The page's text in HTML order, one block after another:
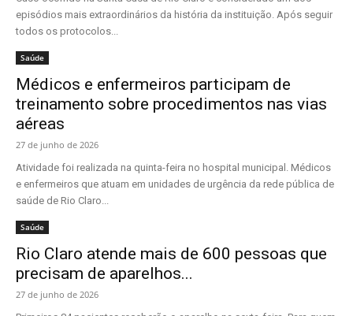
episódios mais extraordinários da história da instituição. Após seguir
todos os protocolos...
Saúde
Médicos e enfermeiros participam de
treinamento sobre procedimentos nas vias
aéreas
27 de junho de 2026
Atividade foi realizada na quinta-feira no hospital municipal. Médicos
e enfermeiros que atuam em unidades de urgência da rede pública de
saúde de Rio Claro...
Saúde
Rio Claro atende mais de 600 pessoas que
precisam de aparelhos...
27 de junho de 2026